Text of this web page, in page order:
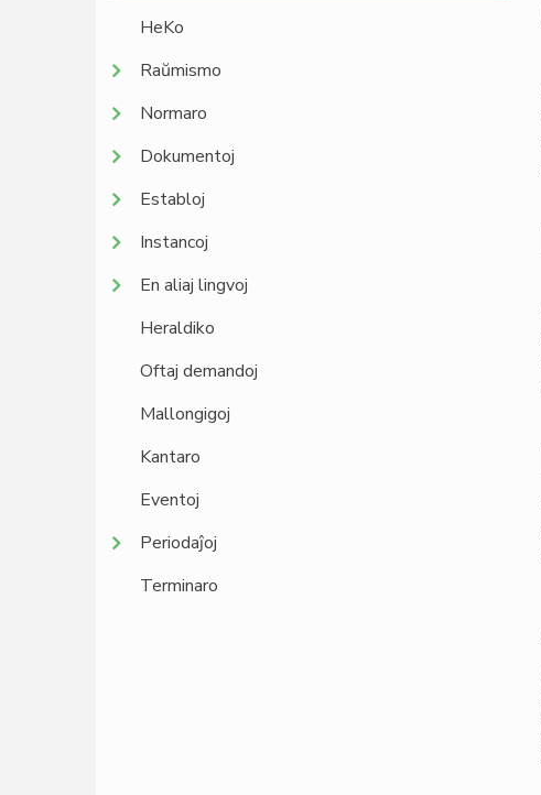
HeKo
Raŭmismo
Normaro
Dokumentoj
Establoj
Instancoj
En aliaj lingvoj
Heraldiko
Oftaj demandoj
Mallongigoj
Kantaro
Eventoj
Periodaĵoj
Terminaro